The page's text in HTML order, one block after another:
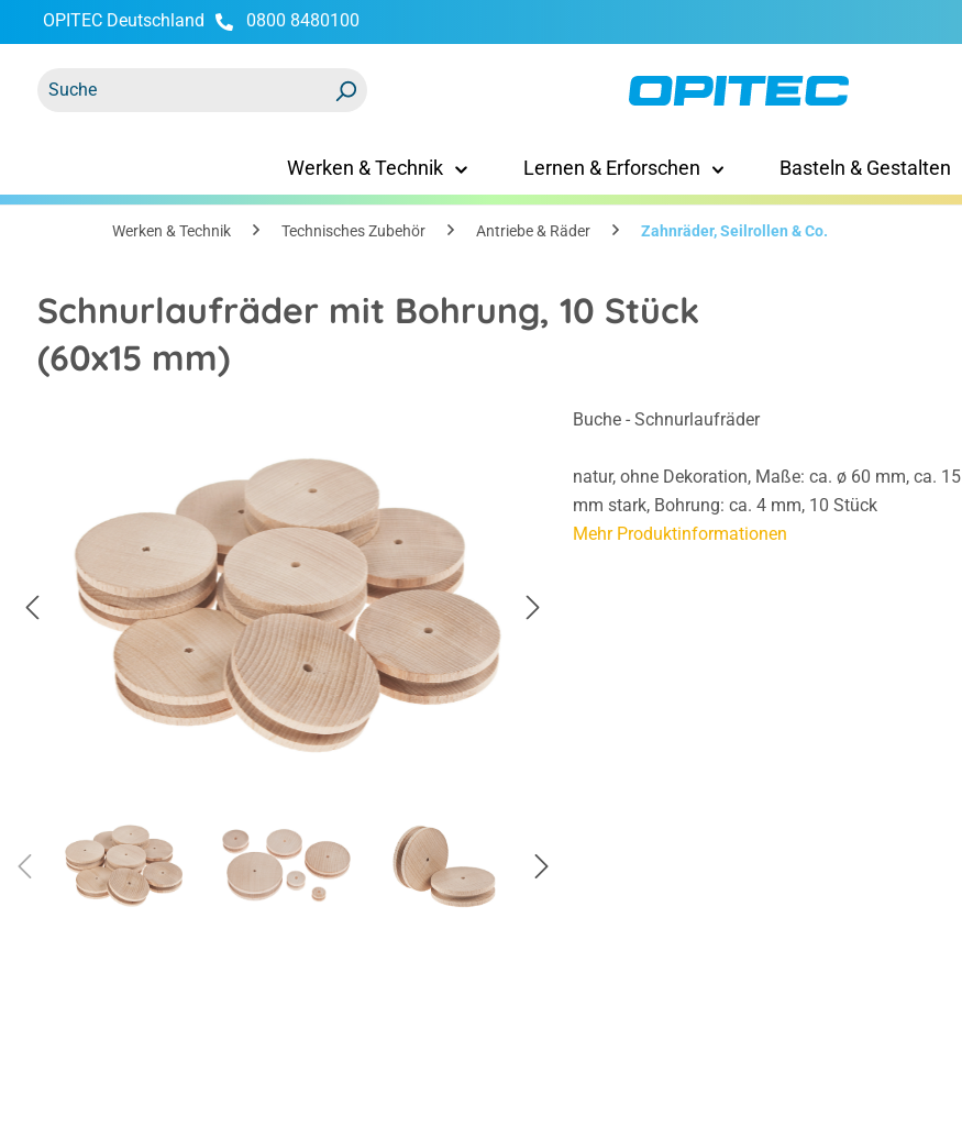
Zur Hauptnavigation springen
OPITEC Deutschland 0800 8480100
Werken & Technik Lernen & Erforschen Basteln & Gestalten
Werken & Technik Technisches Zubehör Antriebe & Räder Zahnräder, Seilrollen & Co.
Schnurlaufräder mit Bohrung, 10 Stück
(60x15 mm)
Buche - Schnurlaufräder
natur, ohne Dekoration, Maße: ca. ø 60 mm, ca. 15
mm stark, Bohrung: ca. 4 mm, 10 Stück
Mehr Produktinformationen